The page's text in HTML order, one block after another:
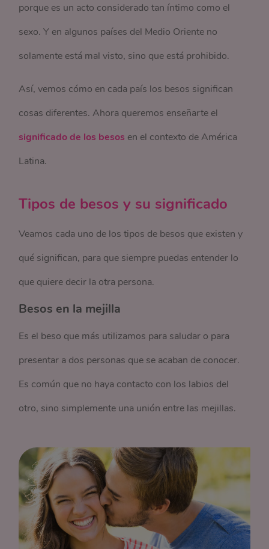
porque es un acto considerado tan íntimo como el
sexo. Y en algunos países del Medio Oriente no
solamente está mal visto, sino que está prohibido.
Así, vemos cómo en cada país los besos significan
cosas diferentes. Ahora queremos enseñarte el
significado de los besos en el contexto de América
Latina.
Tipos de besos y su significado
Veamos cada uno de los tipos de besos que existen y
qué significan, para que siempre puedas entender lo
que quiere decir la otra persona.
Besos en la mejilla
Es el beso que más utilizamos para saludar o para
presentar a dos personas que se acaban de conocer.
Es común que no haya contacto con los labios del
otro, sino simplemente una unión entre las mejillas.